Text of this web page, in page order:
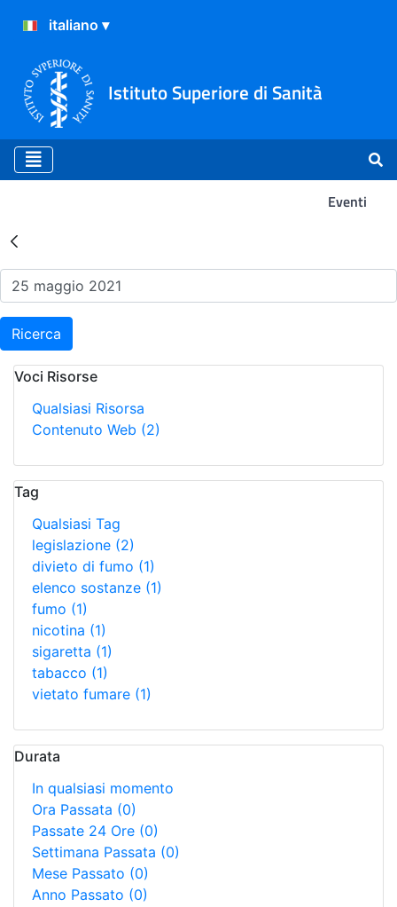
Istituto Superiore di Sanità
Eventi
Risultati della Ricerca -
Ricerca
Voci Risorse
Qualsiasi Risorsa
Contenuto Web (2)
Tag
Qualsiasi Tag
legislazione (2)
divieto di fumo (1)
elenco sostanze (1)
fumo (1)
nicotina (1)
sigaretta (1)
tabacco (1)
vietato fumare (1)
Durata
In qualsiasi momento
Ora Passata (0)
Passate 24 Ore (0)
Settimana Passata (0)
Mese Passato (0)
Anno Passato (0)